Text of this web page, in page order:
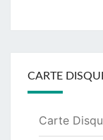
CARTE
Carte